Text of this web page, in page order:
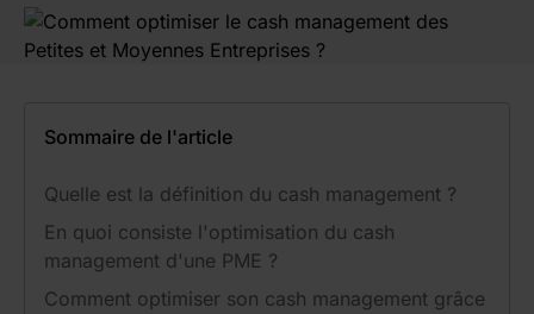
Sommaire de l'article
Quelle est la définition du cash management ?
En quoi consiste l'optimisation du cash
management d'une PME ?
Comment optimiser son cash management grâce